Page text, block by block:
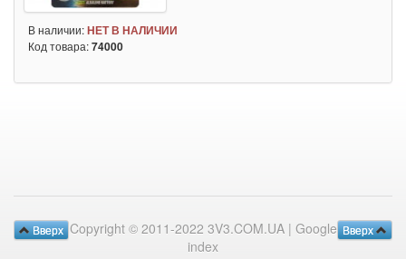
В наличии:НЕТ В НАЛИЧИИ
Код товара:74000
Вверх
Вверх Copyright © 2011-2022 3V3.COM.UA | Google
index